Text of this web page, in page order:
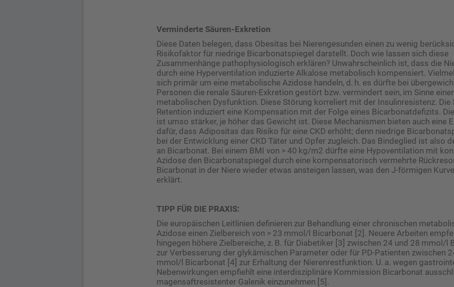
Verminderte Säuren-Exkretion
Diese Daten belegen, dass Obesitas bei Nierengesunden einen zu wenig
Risikofaktor für niedrige Bicarbonatspiegel darstellt. Doch wie lassen sich diese
Zusammenhänge pathophysiologisch erklären? Unwahrscheinlich ist, dass die
durch eine Hyperventilation induzierte Alkalose metabolisch kompensiert.
sich primär um eine metabolische Azidose handeln, d. h. es dürfte bei
Personen die renale Säuren-Exkretion gestört bzw. vermindert sein, im Sinne einer
metabolischen Dysfunktion. Diese Störung korreliert mit der Insulinresistenz. Die
Retention induziert eine Kompensation mit der Folge eines Bicarbonatdefizits.
ist umso stärker, je höher das Gewicht ist. Diese Mechanismen bieten auch eine
dafür, dass ­Adipositas das Risiko für eine CKD erhöht; denn niedrige
bei der Entwicklung einer CKD Täter und Opfer zugleich. Das Bindeglied ist also
an Bicarbonat. Bei einem BMI von > 40 kg/m2 dürfte eine Hypoventilation mit
Azidose den Bicarbonatspiegel durch eine kompensatorisch vermehrte
Bicarbonat in der Niere wieder etwas ansteigen ­lassen, was den J-förmigen
erklärt.
TIPP FÜR DIE PRAXIS:
Die europäischen Leitlinien definieren zur Behandlung einer chronischen
Azidose einen Zielbereich von > 23 mmol/l Bicarbonat [2]. Neuere Arbeiten
hingegen höhere Zielbereiche, z. B. für Diabetiker [3] zwischen 24 und 28 mmol/l
zur Verbesserung der glykämischen Parameter oder für PD-Patienten zwischen
mmol/l Bicarbonat [4] zur Erhaltung der Nierenrestfunktion. U. a. wegen
Nebenwirkungen empfiehlt eine interdisziplinäre Kommission Bicarbonat
magensaftresistenter Galenik einzunehmen [5].